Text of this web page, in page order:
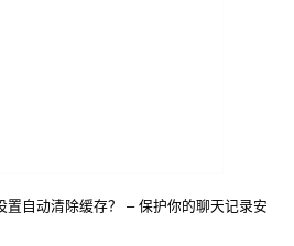
置自动清除缓存？ – 保护你的聊天记录安